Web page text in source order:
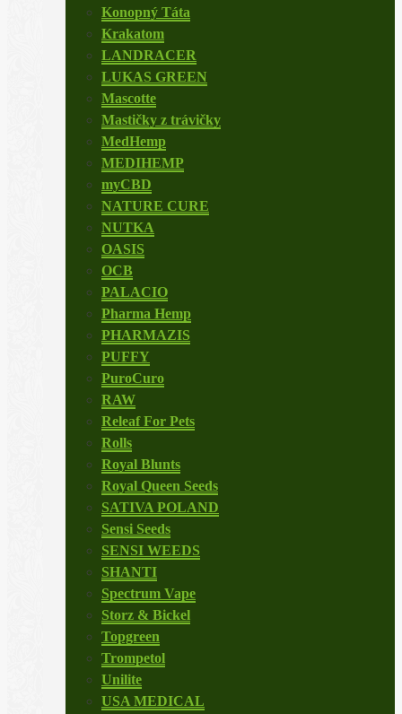
Konopný Táta
Krakatom
LANDRACER
LUKAS GREEN
Mascotte
Mastičky z trávičky
MedHemp
MEDIHEMP
myCBD
NATURE CURE
NUTKA
OASIS
OCB
PALACIO
Pharma Hemp
PHARMAZIS
PUFFY
PuroCuro
RAW
Releaf For Pets
Rolls
Royal Blunts
Royal Queen Seeds
SATIVA POLAND
Sensi Seeds
SENSI WEEDS
SHANTI
Spectrum Vape
Storz & Bickel
Topgreen
Trompetol
Unilite
USA MEDICAL